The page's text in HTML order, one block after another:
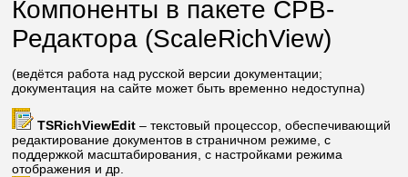
Компоненты в пакете СРВ-
Редактора (ScaleRichView)
(ведётся работа над русской версии документации;
документация на сайте может быть временно недоступна)
TSRichViewEdit – текстовый процессор, обеспечивающий
редактирование документов в страничном режиме, с
поддержкой масштабирования, с настройками режима
отображения и др.